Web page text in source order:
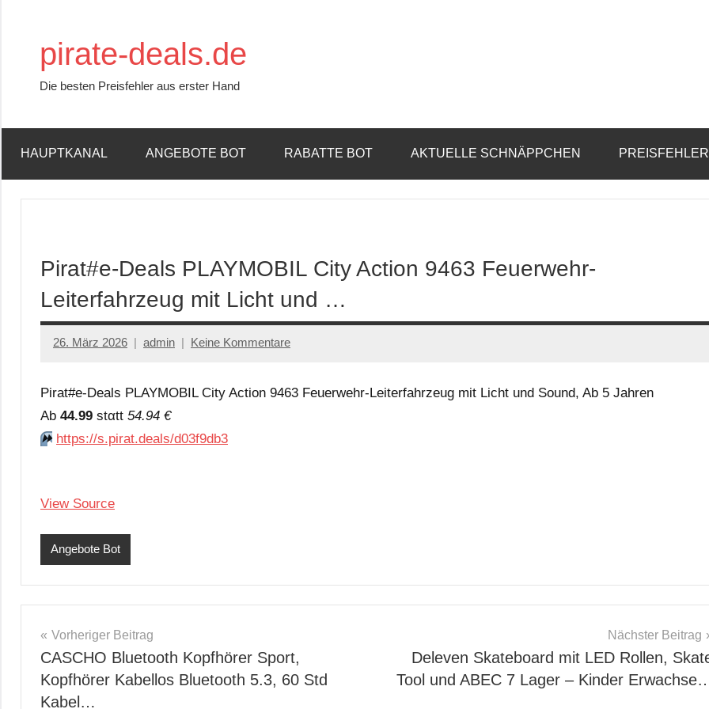
springenpirate-deals.de
Die besten Preisfehler aus erster Hand
HAUPTKANAL ANGEBOTE BOT RABATTE BOT AKTUELLE SCHNÄPPCHEN
Pirat#e-Deals PLAYMOBIL City Action 9463 Feuerwehr-
Leiterfahrzeug mit Licht und …
26. März 2026 admin Keine Kommentare
Pirat#e-Deals PLAYMOBIL City Action 9463 Feuerwehr-Leiterfahrzeug mit Licht und Sound, Ab 5 Jahren
Аb 44.99 stαtt 54.94 €
⏩️ https://s.pirat.deals/d03f9db3
View Source
Angebote Bot
Beitragsnavigation
Vorheriger Beitrag
CASCHO Bluetooth Kopfhörer Sport,
Kopfhörer Kabellos Bluetooth 5.3, 60 Std
Kabel…
Nächster Beitrag
Deleven Skateboard mit LED Rollen,
Tool und ABEC 7 Lager – Kinder